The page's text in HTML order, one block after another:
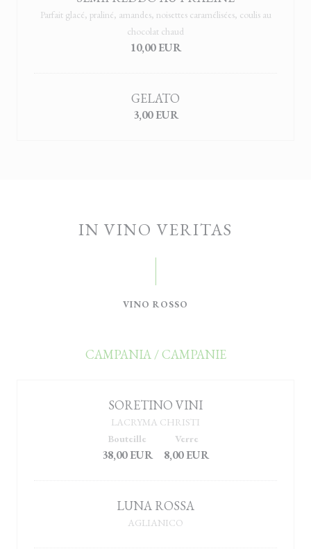
Parfait glacé, praliné, amandes, noisettes caramélisées, coulis au
chocolat chaud
10,00 EUR
GELATO
3,00 EUR
IN VINO VERITAS
VINO ROSSO
CAMPANIA / CAMPANIE
SORETINO VINI
LACRYMA CHRISTI
38,00 EUR
Bouteille
8,00 EUR
Verre
LUNA ROSSA
AGLIANICO